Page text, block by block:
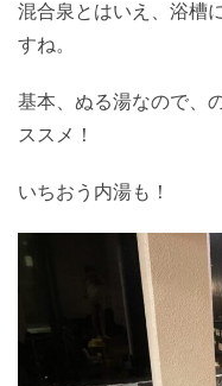
混合泉とはいえ、浴槽
すね。
基本、ぬる湯なので、
ススメ！
いちおう内湯も！